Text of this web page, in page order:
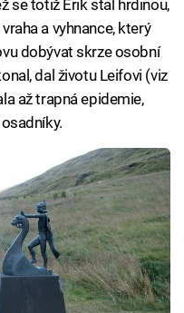
se totiž Erik stal hrdinou,
a vyhnance, který
dobývat skrze osobní
dal životu Leifovi (viz
až trapná epidemie,